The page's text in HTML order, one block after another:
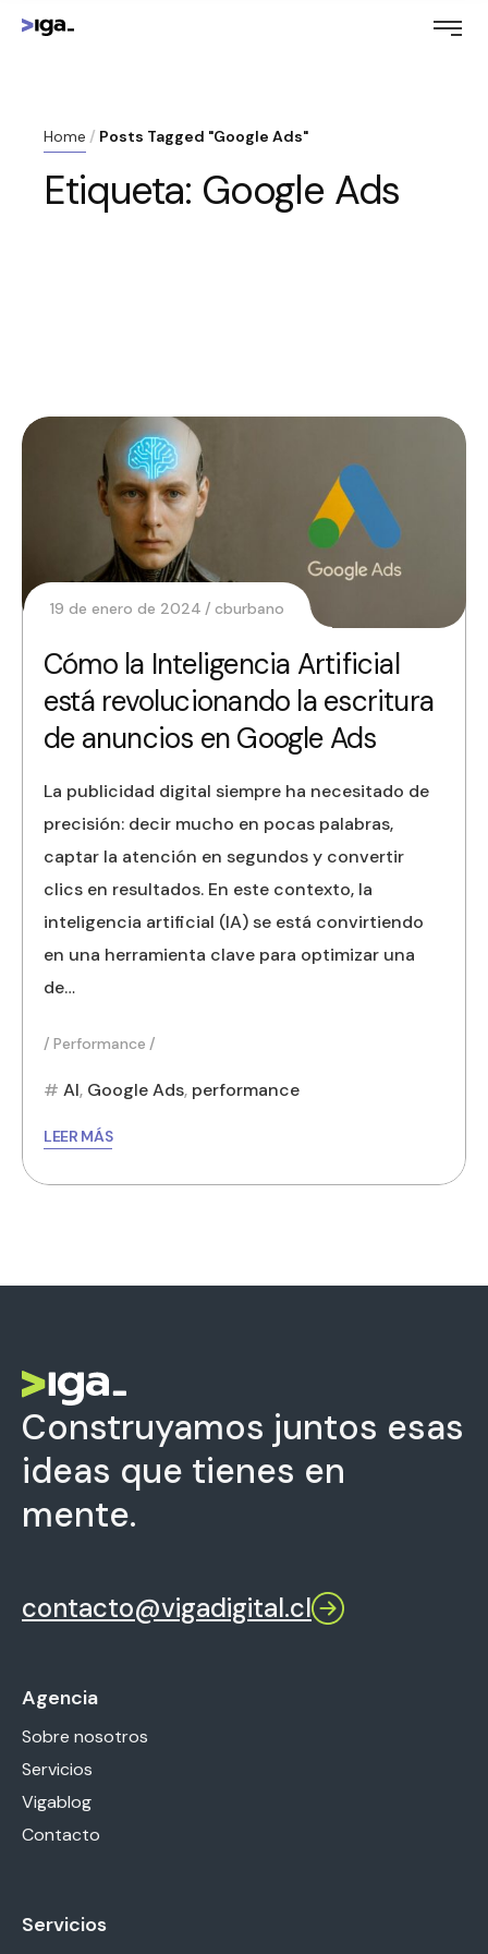
Home Posts Tagged "Google Ads"
Etiqueta: Google Ads
19 de enero de 2024 cburbano
Cómo la Inteligencia Artificial
está revolucionando la escritura
de anuncios en Google Ads
La publicidad digital siempre ha necesitado de
precisión: decir mucho en pocas palabras,
captar la atención en segundos y convertir
clics en resultados. En este contexto, la
inteligencia artificial (IA) se está convirtiendo
en una herramienta clave para optimizar una
de…
Performance
AI, Google Ads, performance
LEER MÁS
Construyamos juntos esas
ideas que tienes en
mente.
contacto@vigadigital.cl
Agencia
Sobre nosotros
Servicios
Vigablog
Contacto
Servicios